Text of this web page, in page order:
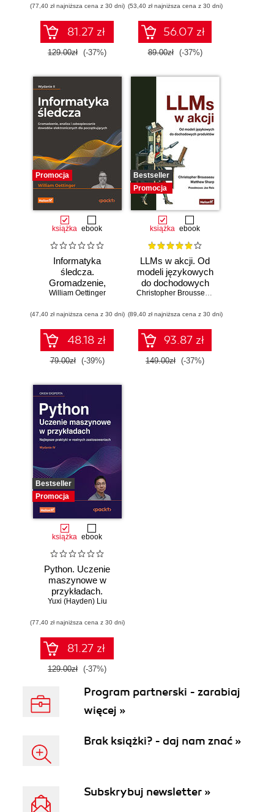
(77,40 zł najniższa cena z 30 dni)
81.27 zł
129.00zł (-37%)
(53,40 zł najniższa cena z 30 dni)
56.07 zł
89.00zł (-37%)
Promocja
książka ebook
Informatyka
śledcza.
Gromadzenie,
analiza i
dowodów
elektronicznych dla
początkujących.
Wydanie II
William Oettinger
(47,40 zł najniższa cena z 30 dni)
48.18 zł
79.00zł (-39%)
Bestseller
Promocja
książka ebook
LLMs w akcji. Od
modeli językowych
do dochodowych
produktów
Christopher Brousseau
(89,40 zł najniższa cena z 30 dni)
93.87 zł
149.00zł (-37%)
Bestseller
Promocja
książka ebook
Python. Uczenie
maszynowe w
przykładach.
Najlepsze praktyki
zastosowaniach.
Wydanie IV
Yuxi (Hayden) Liu
(77,40 zł najniższa cena z 30 dni)
81.27 zł
129.00zł (-37%)
Program partnerski - zarabiaj
więcej »
Brak książki? - daj nam znać »
Subskrybuj newsletter »